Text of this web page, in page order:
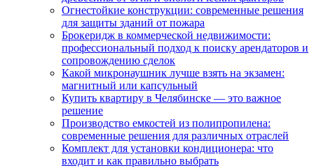
Огнестойкие конструкции: современные решения
для защиты зданий от пожара
Брокеридж в коммерческой недвижимости:
профессиональный подход к поиску арендаторов и
сопровождению сделок
Какой микронаушник лучше взять на экзамен:
магнитный или капсульный
Купить квартиру в Челябинске — это важное
решение
Производство емкостей из полипропилена:
современные решения для различных отраслей
Комплект для установки кондиционера: что
входит и как правильно выбрать